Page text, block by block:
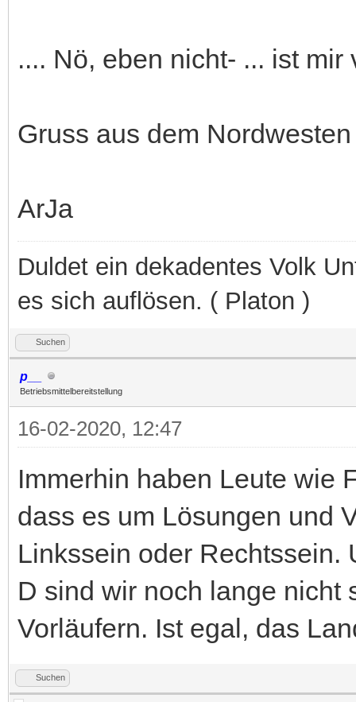
.... Nö, eben nicht- ... ist
Gruss aus dem Nordwesten
ArJa
Duldet ein dekadentes Volk
es sich auflösen. ( Platon )
Suchen
p__
Betriebsmittelbereitstellung
16-02-2020, 12:47
Immerhin haben Leute wie
dass es um Lösungen und
Linkssein oder Rechtssein.
D sind wir noch lange nicht
Vorläufern. Ist egal, das
Suchen